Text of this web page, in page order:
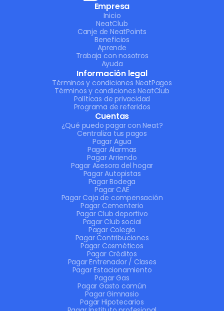
Empresa
Inicio
NeatClub
Canje de NeatPoints
Beneficios
Aprende
Trabaja con nosotros
Ayuda
Información legal
Términos y condiciones NeatPagos
Términos y condiciones NeatClub
Políticas de privacidad
Programa de referidos
Cuentas
¿Qué puedo pagar con Neat?
Centraliza tus pagos
Pagar Agua
Pagar Alarmas
Pagar Arriendo
Pagar Asesora del hogar
Pagar Autopistas
Pagar Bodega
Pagar CAE
Pagar Caja de compensación
Pagar Cementerio
Pagar Club deportivo
Pagar Club social
Pagar Colegio
Pagar Contribuciones
Pagar Cosméticos
Pagar Créditos
Pagar Entrenador / Clases
Pagar Estacionamiento
Pagar Gas
Pagar Gasto común
Pagar Gimnasio
Pagar Hipotecarios